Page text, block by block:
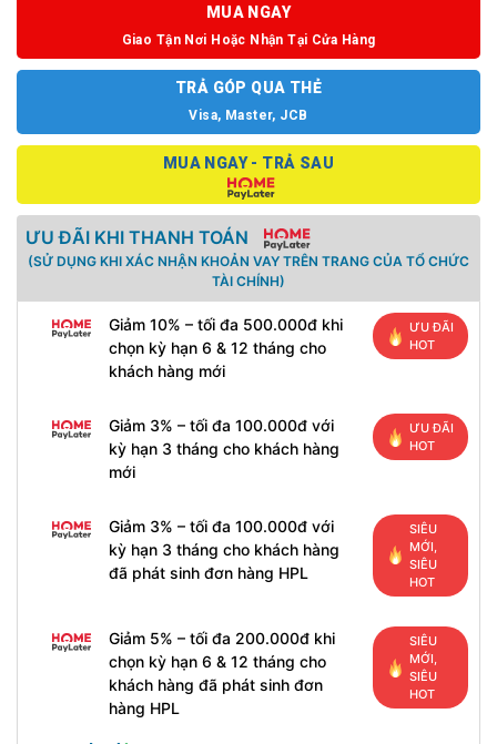
MUA NGAY
Giao Tận Nơi Hoặc Nhận Tại Cửa Hàng
TRẢ GÓP QUA THẺ
Visa, Master, JCB
MUA NGAY - TRẢ SAU
ƯU ĐÃI KHI THANH TOÁN
(SỬ DỤNG KHI XÁC NHẬN KHOẢN VAY TRÊN TRANG CỦA TỔ CHỨC
TÀI CHÍNH)
Giảm 10% – tối đa 500.000đ khi
chọn kỳ hạn 6 & 12 tháng cho
khách hàng mới
ƯU ĐÃI
HOT
Giảm 3% – tối đa 100.000đ với
kỳ hạn 3 tháng cho khách hàng
mới
ƯU ĐÃI
HOT
Giảm 3% – tối đa 100.000đ với
kỳ hạn 3 tháng cho khách hàng
đã phát sinh đơn hàng HPL
SIÊU
MỚI,
SIÊU
HOT
Giảm 5% – tối đa 200.000đ khi
chọn kỳ hạn 6 & 12 tháng cho
khách hàng đã phát sinh đơn
hàng HPL
SIÊU
MỚI,
SIÊU
HOT